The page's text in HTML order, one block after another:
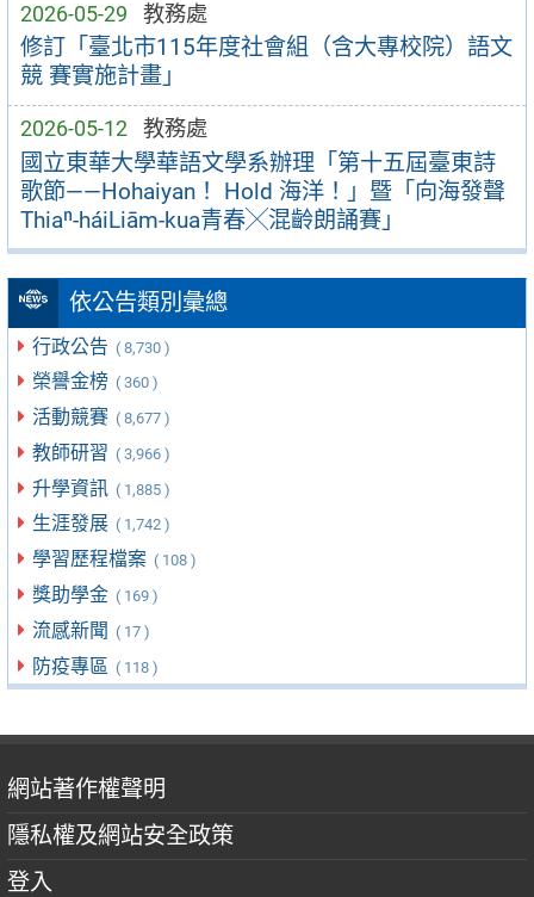
2026-05-29 教務處
修訂「臺北市115年度社會組（含大專校院）語文
競 賽實施計畫」
2026-05-12 教務處
國立東華大學華語文學系辦理「第十五屆臺東詩
歌節——Hohaiyan！ Hold 海洋！」暨「向海發聲
Thiaⁿ-háiLiām-kua青春╳混齡朗誦賽」
依公告類別彙總
行政公告 ( 8,730 )
榮譽金榜 ( 360 )
活動競賽 ( 8,677 )
教師研習 ( 3,966 )
升學資訊 ( 1,885 )
生涯發展 ( 1,742 )
學習歷程檔案 ( 108 )
獎助學金 ( 169 )
流感新聞 ( 17 )
防疫專區 ( 118 )
網站著作權聲明
隱私權及網站安全政策
登入